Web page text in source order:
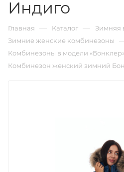
Индиго
Главная — Каталог — Зимняя
Зимние женские комбинезоны
Комбинезоны в модели
Комбинезон женский зимний